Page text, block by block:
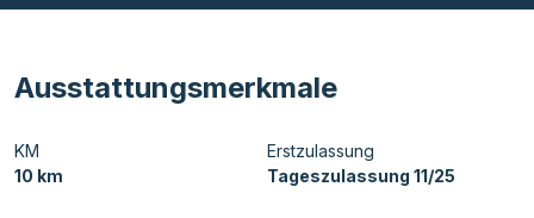
Ausstattungsmerkmale
KM
10 km
Erstzulassung
Tageszulassung 11/25